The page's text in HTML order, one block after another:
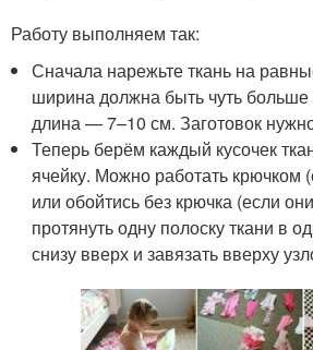
Работу выполняем так:
Сначала нарежьте ткань на
ширина должна быть чуть
длина — 7–10 см. Заготовок
Теперь берём каждый кусочек
ячейку. Можно работать крючком
или обойтись без крючка (если
протянуть одну полоску ткани в
снизу вверх и завязать вверху